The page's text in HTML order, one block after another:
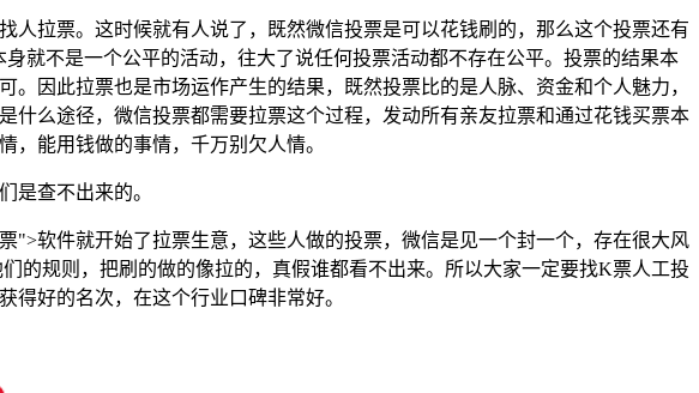
拉票。这时候就有人说了，既然微信投票是可以花钱刷的，那么这个投票还有
就不是一个公平的活动，往大了说任何投票活动都不存在公平。投票的结果本
因此拉票也是市场运作产生的结果，既然投票比的是人脉、资金和个人魅力，
么途径，微信投票都需要拉票这个过程，发动所有亲友拉票和通过花钱买票本
，能用钱做的事情，千万别欠人情。
是查不出来的。
">软件就开始了拉票生意，这些人做的投票，微信是见一个封一个，存在很大风
的规则，把刷的做的像拉的，真假谁都看不出来。所以大家一定要找K票人工投
好的名次，在这个行业口碑非常好。